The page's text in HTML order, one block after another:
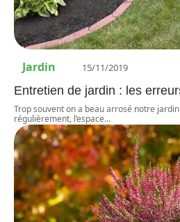
Jardin 15/11/2019
Entretien de jardin : les
Trop souvent on a beau arrosé notre
régulièrement, l’espace…